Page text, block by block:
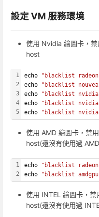
設定 VM 服務環境
使用 Nvidia 繪圖卡，
host
1
2
3
4
5
echo "blacklist
echo
"blacklist
echo
"blacklist
echo
"blacklist
echo
"blacklist
使用 AMD 繪圖卡，禁
host(還沒有使用過
1
2
echo "blacklist
echo
"blacklist
使用 INTEL 繪圖卡，
host(還沒有使用過